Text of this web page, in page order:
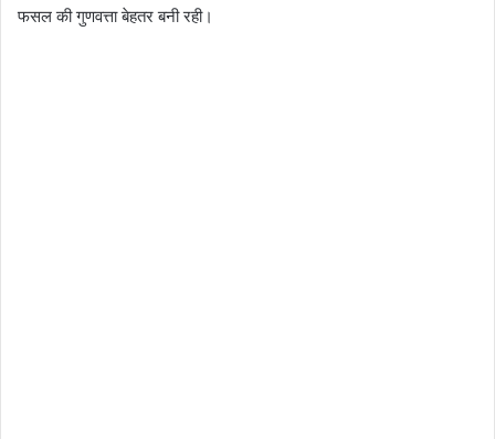
फसल की गुणवत्ता बेहतर बनी रही।